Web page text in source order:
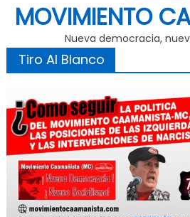
MOVIMIENTO
Nueva democracia,
Tiro Al Blanco